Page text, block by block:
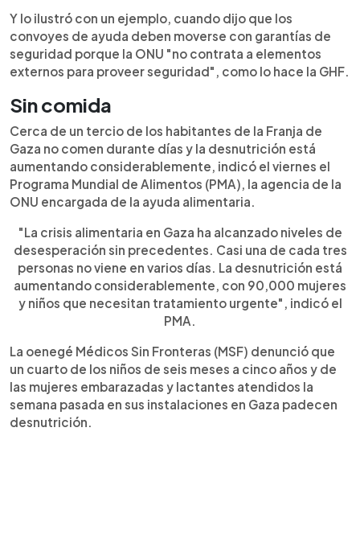
Y lo ilustró con un ejemplo, cuando dijo que los
convoyes de ayuda deben moverse con garantías de
seguridad porque la ONU "no contrata a elementos
externos para proveer seguridad", como lo hace la GHF.
Sin comida
Cerca de un tercio de los habitantes de la Franja de
Gaza no comen durante días y la desnutrición está
aumentando considerablemente, indicó el viernes el
Programa Mundial de Alimentos (PMA), la agencia de la
ONU encargada de la ayuda alimentaria.
"La crisis alimentaria en Gaza ha alcanzado niveles de
desesperación sin precedentes. Casi una de cada tres
personas no viene en varios días. La desnutrición está
aumentando considerablemente, con 90,000 mujeres
y niños que necesitan tratamiento urgente", indicó el
PMA.
La oenegé Médicos Sin Fronteras (MSF) denunció que
un cuarto de los niños de seis meses a cinco años y de
las mujeres embarazadas y lactantes atendidos la
semana pasada en sus instalaciones en Gaza padecen
desnutrición.